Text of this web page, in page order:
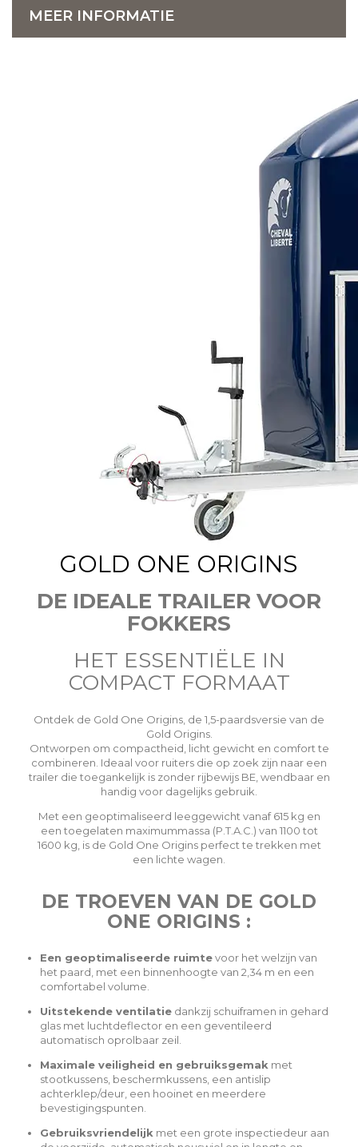
MEER INFORMATIE
GOLD ONE ORIGINS
DE IDEALE TRAILER VOOR
FOKKERS
HET ESSENTIËLE IN
COMPACT FORMAAT
Ontdek de Gold One Origins, de 1,5-paardsversie van de
Gold Origins.
Ontworpen om compactheid, licht gewicht en comfort te
combineren. Ideaal voor ruiters die op zoek zijn naar een
trailer die toegankelijk is zonder rijbewijs BE, wendbaar en
handig voor dagelijks gebruik.
Met een geoptimaliseerd leeggewicht vanaf 615 kg en
een toegelaten maximummassa (P.T.A.C.) van 1100 tot
1600 kg, is de Gold One Origins perfect te trekken met
een lichte wagen.
DE TROEVEN VAN DE GOLD
ONE ORIGINS :
Een geoptimaliseerde ruimtevoor het welzijn van
het paard, met een binnenhoogte van 2,34 m en een
comfortabel volume.
Uitstekende ventilatie dankzij schuiframen in gehard
glas met luchtdeflector en een geventileerd
automatisch oprolbaar zeil.
Maximale veiligheid en gebruiksgemak met
stootkussens, beschermkussens, een antislip
achterklep/deur, een hooinet en meerdere
bevestigingspunten.
Gebruiksvriendelijk met een grote inspectiedeur aan